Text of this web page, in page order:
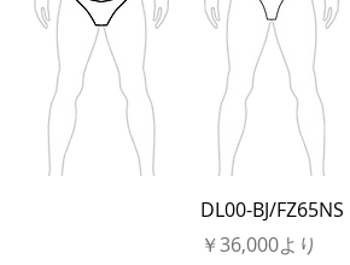
DL00-BJ/FZ65NS
￥36,000より
セール価格